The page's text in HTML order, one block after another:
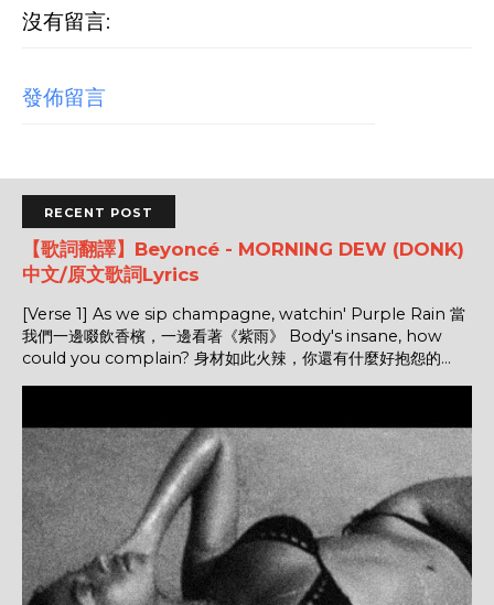
沒有留言:
發佈留言
RECENT POST
【歌詞翻譯】Beyoncé - MORNING DEW (DONK)
中文/原文歌詞Lyrics
[Verse 1] As we sip champagne, watchin' Purple Rain 當
我們一邊啜飲香檳，一邊看著《紫雨》 Body's insane, how
could you complain? 身材如此火辣，你還有什麼好抱怨的...